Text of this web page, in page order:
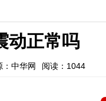
动正常吗
：中华网 阅读：1044